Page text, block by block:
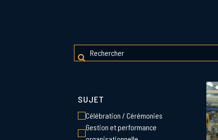
SUJET
Célébration / Cérémonies
Gestion et performance